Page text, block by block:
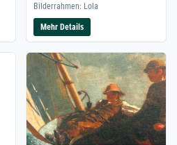
Bilderrahmen: Lola
Mehr Details